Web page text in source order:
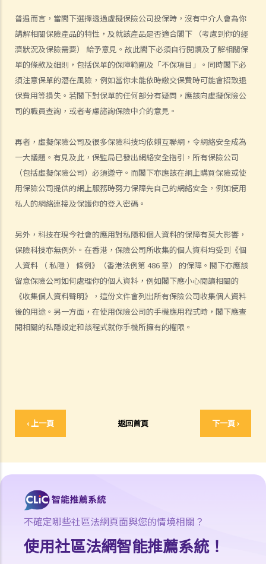
普遍而言，當閣下選擇透過虛擬保險公司投保時，沒有中介人會為你
講解相關保險產品的特性，及就該產品是否適合閣下 （考慮到你的經
濟狀況及保險需要） 給予意見。故此閣下必須自行閱讀及了解相關保
單的條款及細則，包括保單的保障範圍及「不保項目」。同時閣下必
須注意保單的潛在風險，例如當你未能依時繳交保費時可能會招致退
保費用等損失。若閣下對保單的任何部分有疑問，應該向虛擬保險公
司的職員查詢，或者考慮諮詢保險中介的意見。
再者，虛擬保險公司及很多保險科技均依賴互聯網，令網絡安全成為
一大議題。有見及此，保監局已發出網絡安全指引，所有保險公司
（包括虛擬保險公司）必須遵守。而閣下亦應該在網上購買保險或使
用保險公司提供的網上服務時努力保障先自己的網絡安全，例如使用
私人的網絡連接及保護你的登入密碼。
另外，科技在現今社會的應用對私隱和個人資料的保障有莫大影響，
保險科技亦無例外。在香港，保險公司所收集的個人資料均受到《個
人資料 （ 私隱 ） 條例》（香港法例第 486 章） 的保障。閣下亦應該
留意保險公司如何處理你的個人資料，例如閣下應小心閱讀相關的
《收集個人資料聲明》，這份文件會列出所有保險公司收集個人資料
後的用途。另一方面，在使用保險公司的手機應用程式時，閣下應查
閱相關的私隱設定和該程式就你手機所擁有的權限。
‹ 上一頁 返回首頁 下一頁 ›
格又有何不同？他們是否需要在認可機構註冊後才可工作？
2. 在新的監管制度下，對持牌保險中介人、保險代理機構或保險經紀公
司負責人有甚麼要求?
3. 持牌保險中介人須遵從任何專業操守守則嗎?
4. 保險業監管局有甚麼權力持牌保險中介人確保保險中介人遵從法規，
以及處理他們的不當行為?
庭或向其他認可機構投訴？法庭或其他機構有否就每項索償或投訴設立
賠償上限？
6. 保險代理利用虛假資料誘導我購買保險。我可否終止該保單合約及要
求退還保費？
7. 保險代理要求我把現金交給他，讓他可以代我準時繳交保費。他可以
b. 保險科技及虛擬保險公司
1. 甚麼是保險科技?
2. 透過虛擬保險公司的全數碼分銷渠道購買保險有何潛在好處?
常見保險產品種類
因素？我可向誰徵詢意見？
3. 我如何在購買長期保險保單前，得知該保單的利益說明?
表?
5. 人壽保險的「可爭議期」是甚麼？
6. 人壽保險中的「自殺條款」有甚麼作用？
7. 保險公司在批核我的投保申請前，委託一位醫生為我驗身。那位醫生
沒有發現一項我並無披露的健康問題。保險公司可否以這項沒有披露的
資料，而拒絕我其後的任何索償？
8. 「可撤換受益人」和「不可撤換受益人」有甚麼分別？在哪些情況
不確定哪些社區法網頁面與您的情境相關？
使用社區法網智能推薦系統！